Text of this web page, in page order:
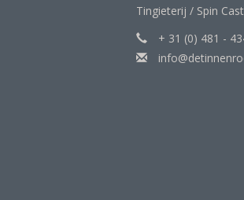
Tingieterij / Spin
+ 31 (0) 481 -